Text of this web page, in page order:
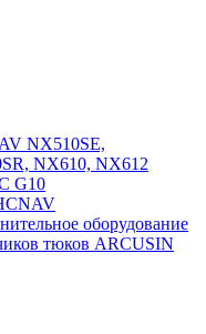
NX510SE,
NX610, NX612
G10
оборудование
тюков ARCUSIN